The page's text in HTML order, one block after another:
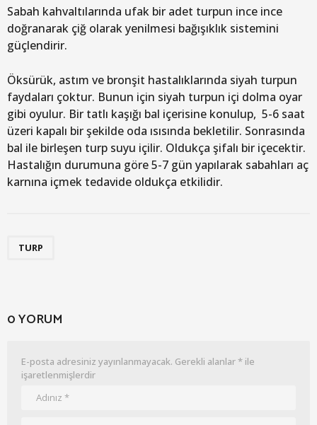
Sabah kahvaltılarında ufak bir adet turpun ince ince
doğranarak çiğ olarak yenilmesi bağışıklık sistemini
güçlendirir.
Öksürük, astım ve bronşit hastalıklarında siyah turpun
faydaları çoktur. Bunun için siyah turpun içi dolma oyar
gibi oyulur. Bir tatlı kaşığı bal içerisine konulup, 5-6 saat
üzeri kapalı bir şekilde oda ısısında bekletilir. Sonrasında
bal ile birleşen turp suyu içilir. Oldukça şifalı bir içecektir.
Hastalığın durumuna göre 5-7 gün yapılarak sabahları aç
karnına içmek tedavide oldukça etkilidir.
TURP
0 YORUM
E-posta adresiniz yayınlanmayacak. Gerekli alanlar* ile
işaretlenmişlerdir